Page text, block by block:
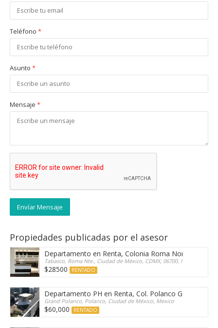
Teléfono *
Asunto *
Mensaje *
Envíar Mensaje
Propiedades publicadas por el asesor
Departamento en Renta, Colonia Roma Norte,
Tabasco, Roma Nte., Ciudad de México, CDMX, 06700, Mexico
$28500 RENTADO
Departamento PH en Renta, Col. Polanco Grand
Grand Polanco, Polanco, Ciudad de México, Mexico
$60,000 RENTADO